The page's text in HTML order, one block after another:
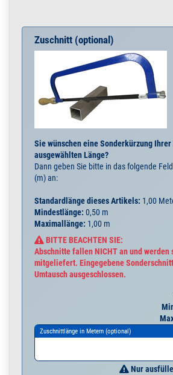
Zuschnitt (optional)
Sie wünschen eine Sonderkürzung
ausgewählten Länge?
Dann geben Sie bitte in das folgende
(m) an:
Standardlänge dieses Artikels: 1,00
Mindestlänge: 0,50 m
Maximallänge: 1,00 m
BITTE BEACHTEN SIE:
Abschnitte fallen NICHT an und werden
mitgeliefert. Eingegebene
Umtausch ausgeschlossen.
Zuschnittlänge in Metern (optional)
Nur